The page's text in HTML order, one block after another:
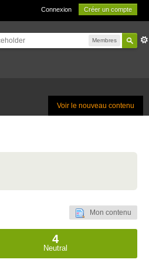
Connexion Créer un compte
Membres
Voir le nouveau contenu
Mon contenu
4
Neutral